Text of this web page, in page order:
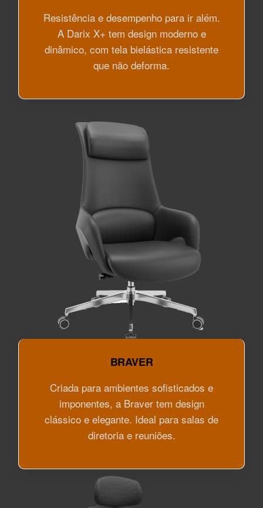
Resistência e desempenho para ir além.
A Darix X+ tem design moderno e
dinâmico, com tela bielástica resistente
que não deforma.
BRAVER
Criada para ambientes sofisticados e
imponentes, a Braver tem design
clássico e elegante. Ideal para salas de
diretoria e reuniões.